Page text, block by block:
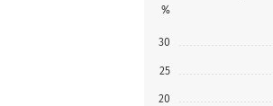
20
25
30
%